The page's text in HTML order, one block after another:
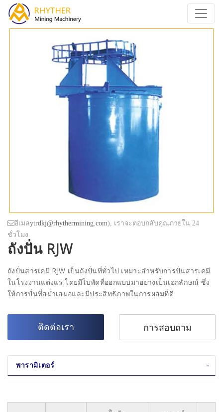
อีเมลytrdkj@rhythermining.com), เราจะตอบกลับคุณภายใน 24
ชั่วโมง
ถังปั่น RJW
ถังปั่นสารเคมี RJW เป็นถังปั่นที่ทั่วไป เหมาะสำหรับการปั่นสารเคมี
ในโรงงานแต่งแร่ โดยมีใบพัดที่ออกแบบมาอย่างเป็นเอกลักษณ์ ซึ่ง
ให้การปั่นที่สม่ำเสมอและมีประสิทธิภาพในการผสมที่ดี
ติดต่อเรา การสอบถาม
พารามิเตอร์